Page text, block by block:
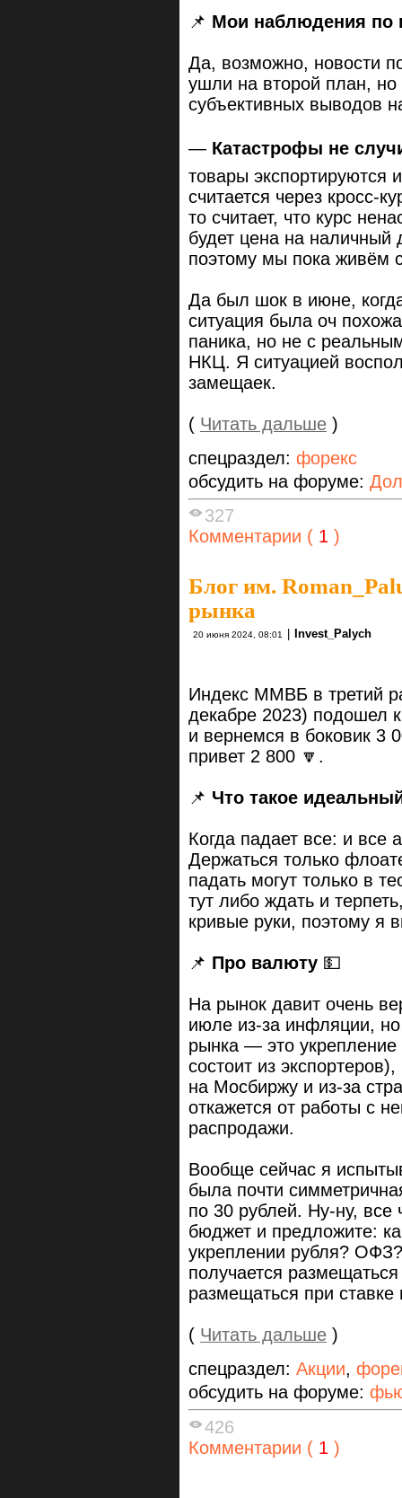
📌 Мои наблюдения по
Да, возможно, новости
ушли на второй план, но
субъективных выводов
— Катастрофы не
товары экспортируются
считается через кросс-
то считает, что курс
будет цена на
поэтому мы пока живём
Да был шок в июне,
ситуация была оч
паника, но не с
НКЦ. Я ситуацией
замещаек.
( Читать дальше )
спецраздел: форекс
обсудить на форуме:
327
Комментарии ( 1 )
Блог им.
рынка
20 июня 2024, 08:01 Invest_Palych
Индекс ММВБ в третий
декабре 2023) подошел
и вернемся в боковик 3
привет 2 800 🔽.
📌 Что такое
Когда падает все: и все
Держаться только
падать могут только в
тут либо ждать и
кривые руки, поэтому я
📌 Про валюту 💵
На рынок давит очень
июле из-за инфляции,
рынка — это
состоит из
на Мосбиржу и из-за
откажется от работы с
распродажи.
Вообще сейчас я
была почти
по 30 рублей. Ну-ну, все
бюджет и предложите:
укреплении рубля?
получается
размещаться при ставке
( Читать дальше )
спецраздел: Акции,
обсудить на форуме:
426
Комментарии ( 1 )